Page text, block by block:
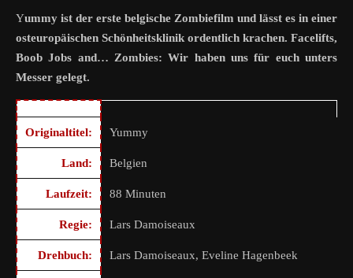
Yummy ist der erste belgische Zombiefilm und lässt es in einer
osteuropäischen Schönheitsklinik ordentlich krachen. Facelifts,
Boob Jobs and… Zombies: Wir haben uns für euch unters
Messer gelegt.
Originaltitel: Yummy
Land: Belgien
Laufzeit: 88 Minuten
Regie: Lars Damoiseaux
Drehbuch: Lars Damoiseaux, Eveline Hagenbeek